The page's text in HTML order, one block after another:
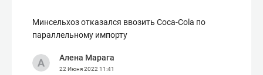
Минсельхоз отказался ввозить Coca-Cola по
параллельному импорту
Алена Марага
22 Июня 2022 11:41